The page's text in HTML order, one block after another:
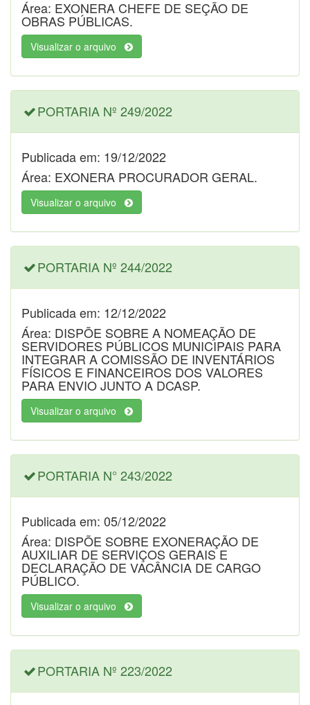
Área: EXONERA CHEFE DE SEÇÃO DE
OBRAS PÚBLICAS.
Visualizar o arquivo
PORTARIA Nº 249/2022
Publicada em: 19/12/2022
Área: EXONERA PROCURADOR GERAL.
Visualizar o arquivo
PORTARIA Nº 244/2022
Publicada em: 12/12/2022
Área: DISPÕE SOBRE A NOMEAÇÃO DE
SERVIDORES PÚBLICOS MUNICIPAIS PARA
INTEGRAR A COMISSÃO DE INVENTÁRIOS
FÍSICOS E FINANCEIROS DOS VALORES
PARA ENVIO JUNTO A DCASP.
Visualizar o arquivo
PORTARIA N° 243/2022
Publicada em: 05/12/2022
Área: DISPÕE SOBRE EXONERAÇÃO DE
AUXILIAR DE SERVIÇOS GERAIS E
DECLARAÇÃO DE VACÂNCIA DE CARGO
PÚBLICO.
Visualizar o arquivo
PORTARIA Nº 223/2022